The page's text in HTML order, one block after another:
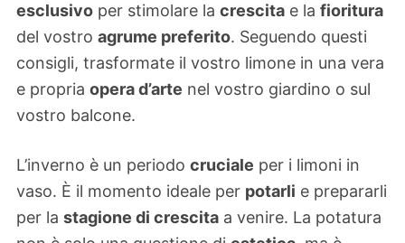
esclusivo per stimolare la crescita e la fioritura
del vostro agrume preferito. Seguendo questi
consigli, trasformate il vostro limone in una vera
e propria opera d’arte nel vostro giardino o sul
vostro balcone.
L’inverno è un periodo cruciale per i limoni in
vaso. È il momento ideale per potarli e prepararli
per la stagione di crescita a venire. La potatura